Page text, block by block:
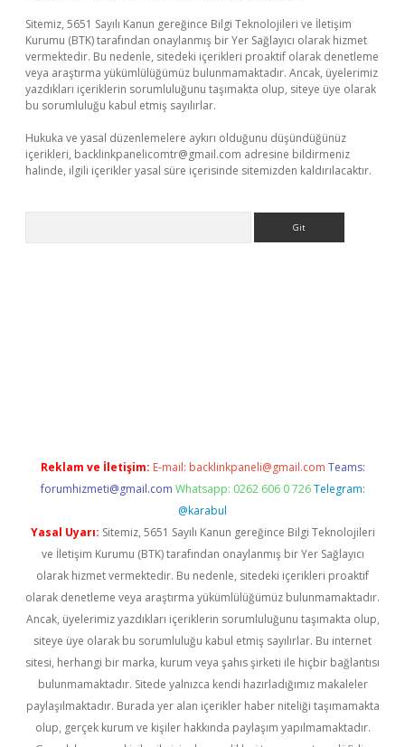
Sitemiz, 5651 Sayılı Kanun gereğince Bilgi Teknolojileri ve İletişim
Kurumu (BTK) tarafından onaylanmış bir Yer Sağlayıcı olarak hizmet
vermektedir. Bu nedenle, sitedeki içerikleri proaktif olarak denetleme
veya araştırma yükümlülüğümüz bulunmamaktadır. Ancak, üyelerimiz
yazdıkları içeriklerin sorumluluğunu taşımakta olup, siteye üye olarak
bu sorumluluğu kabul etmiş sayılırlar.
Hukuka ve yasal düzenlemelere aykırı olduğunu düşündüğünüz
içerikleri, backlinkpanelicomtr@gmail.com adresine bildirmeniz
halinde, ilgili içerikler yasal süre içerisinde sitemizden kaldırılacaktır.
Reklam ve İletişim: E-mail: backlinkpaneli@gmail.com Teams:
forumhizmeti@gmail.com Whatsapp: 0262 606 0 726 Telegram:
@karabul
Yasal Uyarı: Sitemiz, 5651 Sayılı Kanun gereğince Bilgi Teknolojileri
ve İletişim Kurumu (BTK) tarafından onaylanmış bir Yer Sağlayıcı
olarak hizmet vermektedir. Bu nedenle, sitedeki içerikleri proaktif
olarak denetleme veya araştırma yükümlülüğümüz bulunmamaktadır.
Ancak, üyelerimiz yazdıkları içeriklerin sorumluluğunu taşımakta olup,
siteye üye olarak bu sorumluluğu kabul etmiş sayılırlar. Bu internet
sitesi, herhangi bir marka, kurum veya şahıs şirketi ile hiçbir bağlantısı
bulunmamaktadır. Sitede yalnızca kendi hazırladığımız makaleler
paylaşılmaktadır. Burada yer alan içerikler haber niteliği taşımamakta
olup, gerçek kurum ve kişiler hakkında paylaşım yapılmamaktadır.